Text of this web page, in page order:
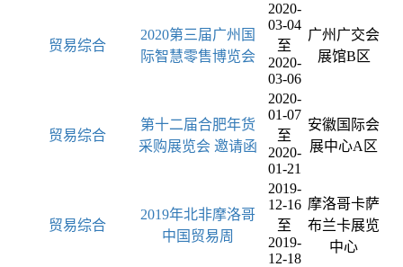
贸易综合
2020第三届广州国
际智慧零售博览会
2020-
03-04
至
2020-
03-06
广州广交会
展馆B区
贸易综合
第十二届合肥年货
采购展览会 邀请函
2020-
01-07
至
2020-
01-21
安徽国际会
展中心A区
贸易综合
2019年北非摩洛哥
中国贸易周
2019-
12-16
至
2019-
12-18
摩洛哥卡萨
布兰卡展览
中心